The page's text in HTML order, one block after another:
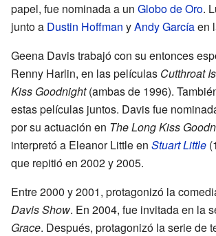
papel, fue nominada a un Globo de Oro.
junto a Dustin Hoffman yAndy Garcíaen
Geena Davis trabajó con su entonces
Renny Harlin, en las películas Cutthroat
Kiss Goodnight(ambas de 1996).
estas películas juntos. Davis fue
por su actuación en The Long Kiss
interpretó a Eleanor Little en Stuart Little
que repitió en 2002 y 2005.
Entre 2000 y 2001, protagonizó la
Davis Show. En 2004, fue invitada en la
Grace. Después, protagonizó la serie de